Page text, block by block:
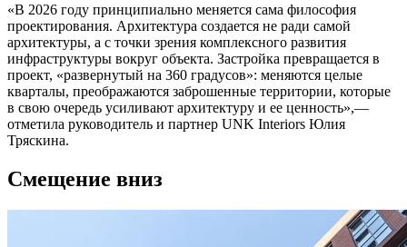
«В 2026 году принципиально меняется сама философия
проектирования. Архитектура создается не ради самой
архитектуры, а с точки зрения комплексного развития
инфраструктуры вокруг объекта. Застройка превращается в
проект, «развернутый на 360 градусов»: меняются целые
кварталы, преображаются заброшенные территории, которые
в свою очередь усиливают архитектуру и ее ценность»,—
отметила руководитель и партнер UNK Interiors Юлия
Тряскина.
Смещение вниз